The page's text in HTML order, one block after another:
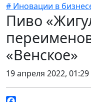
# Иновации в
Пиво
«Венское»
19 апреля 2022,